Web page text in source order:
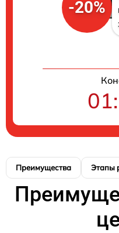
-20%
Преимущества Этапы